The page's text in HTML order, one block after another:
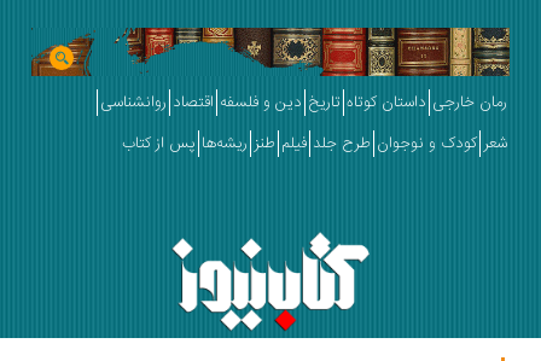
خارجی داستان کوتاه تاریخ دین و فلسفه اقتصاد روانشناسی
کودک و نوجوان طرح جلد فیلم طنز ریشه‌ها پس از کتاب